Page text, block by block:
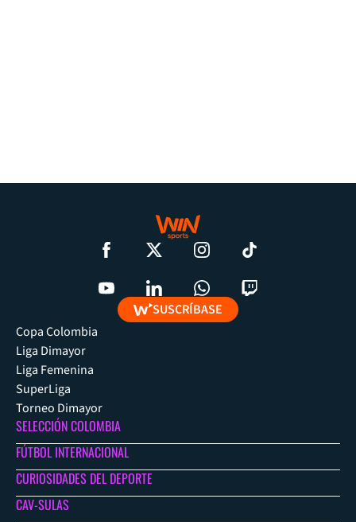
SUSCRÍBASE
Copa Colombia
Liga Dimayor
Liga Femenina
SuperLiga
Torneo Dimayor
SELECCIÓN COLOMBIA
FÚTBOL INTERNACIONAL
CURIOSIDADES DEL DEPORTE
CAV-SULAS